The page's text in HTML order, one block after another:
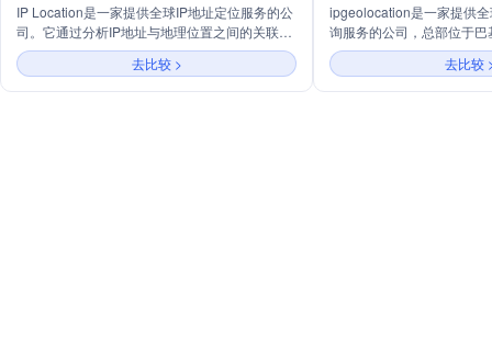
IP Location是一家提供全球IP地址定位服务的公
司。它通过分析IP地址与地理位置之间的关联，
帮助用户确定IP地址的来源国家、城市、
ISP（互联网服务提供商）等信息。该公司的服
务广泛应用于网络安全、广告定位、内容分发、
去比较 >
ipgeolocation是一家提供
询服务的公司，总部位于
通过其API服务，能够快速
IPv6地址的地理位置信息
省、经纬度、时区、ISP、
去比较